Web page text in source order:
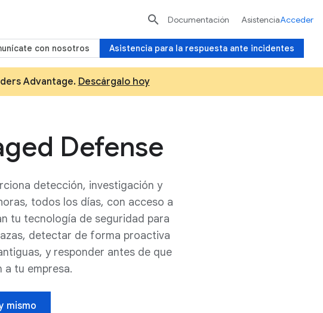
Advantage. Descárgalo hoy
Defense
detección, investigación y
todos los días, con acceso a
tu tecnología de seguridad para
detectar de forma proactiva
y responder antes de que
a tu empresa.
mismo
 Documentación AsistenciaAcceder
Asistencia para la respuesta ante incidentes
con nosotros